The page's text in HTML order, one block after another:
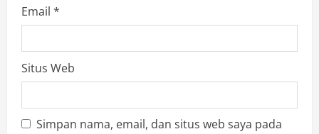
Email *
Situs Web
Simpan nama, email, dan situs web saya pada